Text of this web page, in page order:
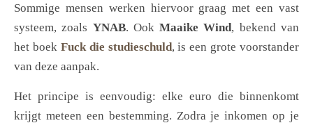
Sommige mensen werken hiervoor graag met een vast
systeem, zoals YNAB. OokMaaike Wind, bekend van
het boek Fuck die studieschuld, is een grote voorstander
van deze aanpak.
Het principe is eenvoudig: elke euro die binnenkomt
krijgt meteen een bestemming. Zodra je inkomen op je